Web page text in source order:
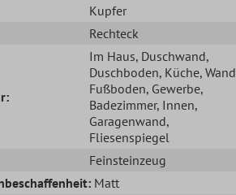
Kupfer
Rechteck
Im Haus, Duschwand,
Duschboden, Küche, Wand
Fußboden, Gewerbe,
Badezimmer, Innen,
Garagenwand,
Fliesenspiegel
Feinsteinzeug
Matt